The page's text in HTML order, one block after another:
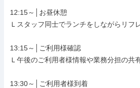
12:15～│お昼休憩
Ｌスタッフ同士でランチをしながらリフ
13:15～│ご利⽤様確認
Ｌ午後のご利用者様情報や業務分担の共
13:30～│ご利⽤者様到着